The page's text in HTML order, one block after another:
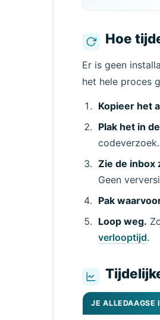
Hoe
Er is geen
het hele proces
Kopieer het
Plak het in
codeverzoek.
Zie de inbox
Geen
Pak
Loop weg.
verlooptijd.
JE ALLEDAAGSE